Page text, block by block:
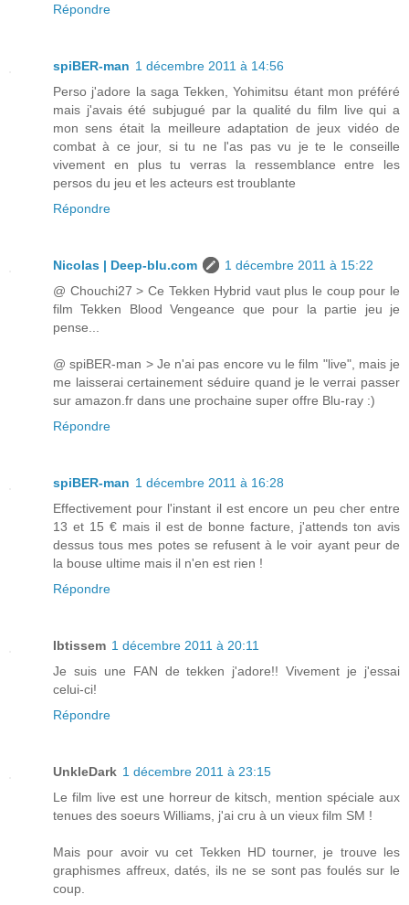
Répondre
spiBER-man 1 décembre 2011 à 14:56
Perso j'adore la saga Tekken, Yohimitsu étant mon préféré
mais j'avais été subjugué par la qualité du film live qui a
mon sens était la meilleure adaptation de jeux vidéo de
combat à ce jour, si tu ne l'as pas vu je te le conseille
vivement en plus tu verras la ressemblance entre les
persos du jeu et les acteurs est troublante
Répondre
Nicolas | Deep-blu.com
1 décembre 2011 à 15:22
@ Chouchi27 > Ce Tekken Hybrid vaut plus le coup pour le
film Tekken Blood Vengeance que pour la partie jeu je
pense...
@ spiBER-man > Je n'ai pas encore vu le film "live", mais je
me laisserai certainement séduire quand je le verrai passer
sur amazon.fr dans une prochaine super offre Blu-ray :)
Répondre
spiBER-man 1 décembre 2011 à 16:28
Effectivement pour l'instant il est encore un peu cher entre
13 et 15 € mais il est de bonne facture, j'attends ton avis
dessus tous mes potes se refusent à le voir ayant peur de
la bouse ultime mais il n'en est rien !
Répondre
Ibtissem 1 décembre 2011 à 20:11
Je suis une FAN de tekken j'adore!! Vivement je j'essai
celui-ci!
Répondre
UnkleDark 1 décembre 2011 à 23:15
Le film live est une horreur de kitsch, mention spéciale aux
tenues des soeurs Williams, j'ai cru à un vieux film SM !
Mais pour avoir vu cet Tekken HD tourner, je trouve les
graphismes affreux, datés, ils ne se sont pas foulés sur le
coup.